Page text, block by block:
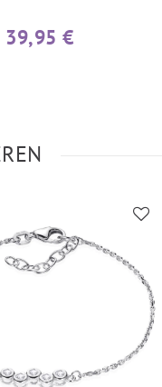
39,95 €